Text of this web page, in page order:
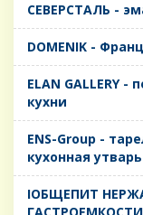
CЕВЕРСТАЛЬ -
DOMENIK -
ELAN GALLERY
кухни
ENS-Group -
кухонная утварь
IОБЩЕПИТ